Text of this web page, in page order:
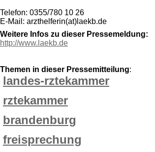
Telefon: 0355/780 10 26
E-Mail: arzthelferin(at)laekb.de
Weitere Infos zu dieser Pressemeldung:
http://www.laekb.de
Themen in dieser Pressemitteilung:
landes-rztekammer
rztekammer
brandenburg
freisprechung